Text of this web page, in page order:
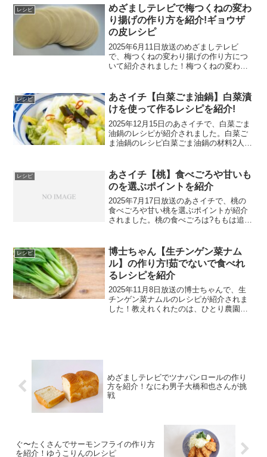
イジーソルト塩麹とレモンのチキンソテ
ーの作り方1)袋の...
レシピ
めざましテレビで梅つくねの変わ
り揚げの作り方を紹介!ギョウザ
の皮レシピ
2025年6月11日放送のめざましテレビ
で、梅つくねの変わり揚げの作り方につ
いて紹介されました！梅つくねの変わり
ギ：1/2本片栗粉：大さじ２しょうゆ：小
さじ１す...
レシピ
あさイチ【白菜ごま油鍋】白菜漬
けを使って作るレシピを紹介!
2025年12月15日のあさイチで、白菜ごま
油鍋のレシピが紹介されました。白菜ご
ま油鍋のレシピ白菜ごま油鍋の材料2人分
ごま油：大さじ1春雨(乾)：20g～...
レシピ
あさイチ【桃】食べごろや甘いも
のを選ぶポイントを紹介
2025年7月17日放送のあさイチで、桃の
食べごろや甘い桃を選ぶポイントが紹介
されました。桃の食べごろは?ももは追熟
す。実の柔らかさと糖度も関係ないそう
ですよ。甘い桃を選...
レシピ
博士ちゃん【生チンゲン菜ナム
ル】の作り方!茹でないで食べれ
るレシピを紹介
2025年11月8日放送の博士ちゃんで、生
チンゲン菜ナムルのレシピが紹介されま
した！教えれくれたのは、ひとり農園博
めざましテレビでツナパンロールの作り
方を紹介！なにわ男子大橋和也さんが挑
戦
ぐ〜たくさんでサーモンフライの作り方
を紹介！ゆうこりんのレシピ